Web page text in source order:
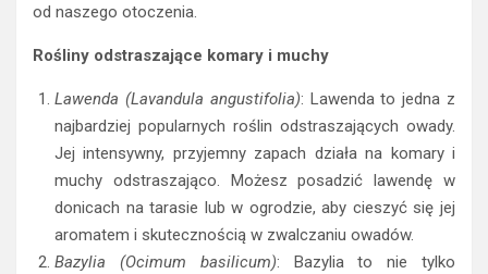
od naszego otoczenia.
Rośliny odstraszające komary i muchy
Lawenda (Lavandula angustifolia): Lawenda to jedna z
najbardziej popularnych roślin odstraszających owady.
Jej intensywny, przyjemny zapach działa na komary i
muchy odstraszająco. Możesz posadzić lawendę w
donicach na tarasie lub w ogrodzie, aby cieszyć się jej
aromatem i skutecznością w zwalczaniu owadów.
Bazylia (Ocimum basilicum): Bazylia to nie tylko